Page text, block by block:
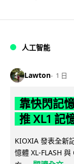
人工智能
Lawton 1 日
靠快閃記
推 XL1 記
KIOXIA 發表全新
憶體 XL-FLASH